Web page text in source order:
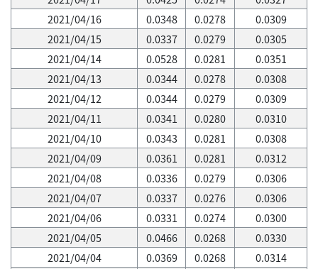
2021/04/16
0.0348 0.0278
0.0309
2021/04/15
0.0337 0.0279
0.0305
2021/04/14
0.0528 0.0281
0.0351
2021/04/13
0.0344 0.0278
0.0308
2021/04/12
0.0344 0.0279
0.0309
2021/04/11
0.0341 0.0280
0.0310
2021/04/10
0.0343 0.0281
0.0308
2021/04/09
0.0361 0.0281
0.0312
2021/04/08
0.0336 0.0279
0.0306
2021/04/07
0.0337 0.0276
0.0306
2021/04/06
0.0331 0.0274
0.0300
2021/04/05
0.0466 0.0268
0.0330
2021/04/04
0.0369 0.0268
0.0314